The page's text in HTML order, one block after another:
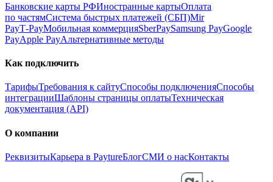
Банковские карты РФИностранные картыОплата
по частямСистема быстрых платежей (СБП)Mir
PayT‑PayМобильная коммерцияSberPaySamsung PayGoogle
PayApple PayАльтернативные методы
Как подключить
ТарифыТребования к сайтуСпособы подключенияСпособы
интеграцииШаблоны страницы оплатыТехническая
документация (API)
О компании
РеквизитыКарьера в PaytureБлогСМИ о насКонтакты